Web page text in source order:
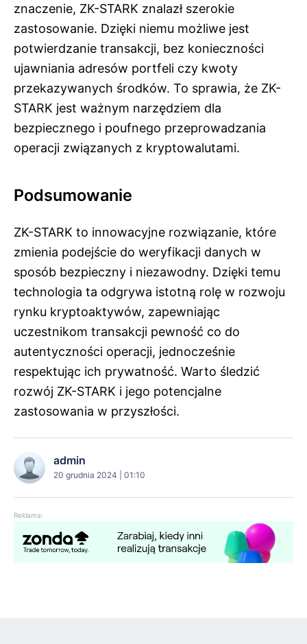
znaczenie, ZK-STARK znalazł szerokie
zastosowanie. Dzięki niemu możliwe jest
potwierdzanie transakcji, bez konieczności
ujawniania adresów portfeli czy kwoty
przekazywanych środków. To sprawia, że ZK-
STARK jest ważnym narzędziem dla
bezpiecznego i poufnego przeprowadzania
operacji związanych z kryptowalutami.
Podsumowanie
ZK-STARK to innowacyjne rozwiązanie, które
zmienia podejście do weryfikacji danych w
sposób bezpieczny i niezawodny. Dzięki temu
technologia ta odgrywa istotną rolę w rozwoju
rynku kryptoaktywów, zapewniając
uczestnikom transakcji pewność co do
autentyczności operacji, jednocześnie
respektując ich prywatność. Warto śledzić
rozwój ZK-STARK i jego potencjalne
zastosowania w przyszłości.
admin
20 grudnia 2024 | 01:10
Reklama: